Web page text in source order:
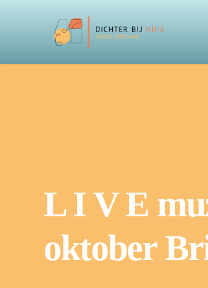
L I V E
oktober